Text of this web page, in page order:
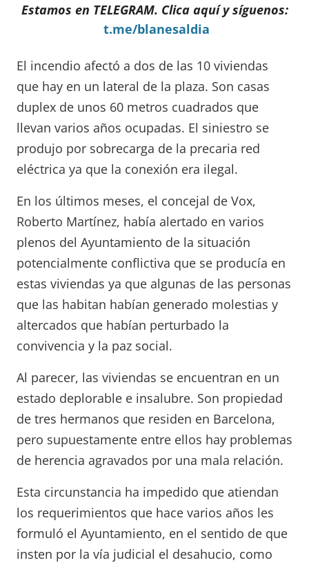
Estamos en TELEGRAM. Clica aquí y síguenos:
t.me/blanesaldia
El incendio afectó a dos de las 10 viviendas
que hay en un lateral de la plaza. Son casas
duplex de unos 60 metros cuadrados que
llevan varios años ocupadas. El siniestro se
produjo por sobrecarga de la precaria red
eléctrica ya que la conexión era ilegal.
En los últimos meses, el concejal de Vox,
Roberto Martínez, había alertado en varios
plenos del Ayuntamiento de la situación
potencialmente conflictiva que se producía en
estas viviendas ya que algunas de las personas
que las habitan habían generado molestias y
altercados que habían perturbado la
convivencia y la paz social.
Al parecer, las viviendas se encuentran en un
estado deplorable e insalubre. Son propiedad
de tres hermanos que residen en Barcelona,
pero supuestamente entre ellos hay problemas
de herencia agravados por una mala relación.
Esta circunstancia ha impedido que atiendan
los requerimientos que hace varios años les
formuló el Ayuntamiento, en el sentido de que
insten por la vía judicial el desahucio, como